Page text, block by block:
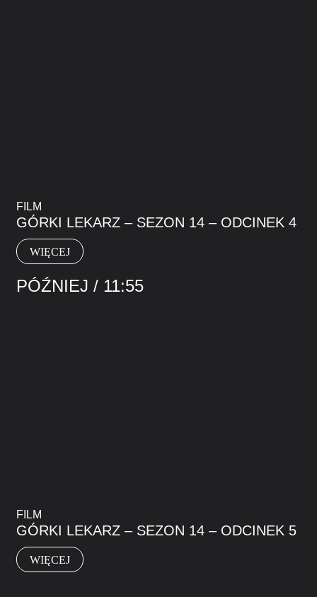
FILM
GÓRKI LEKARZ – SEZON 14 – ODCINEK 4
WIĘCEJ
PÓŹNIEJ / 11:55
FILM
GÓRKI LEKARZ – SEZON 14 – ODCINEK 5
WIĘCEJ